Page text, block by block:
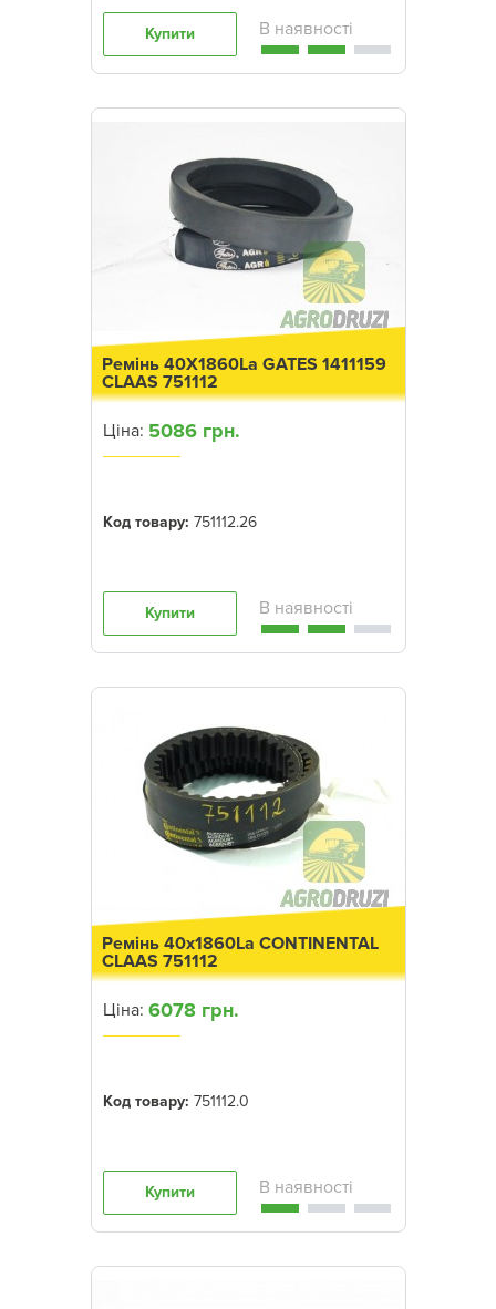
Купити
Ремінь 40X1860La GATES 1411159
CLAAS 751112
Ціна: 5086 грн.
Код товару: 751112.26
Купити
Ремінь 40x1860La CONTINENTAL
CLAAS 751112
Ціна: 6078 грн.
Код товару: 751112.0
Купити